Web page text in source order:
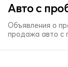
Авто с
Объявления о
продажа авто с